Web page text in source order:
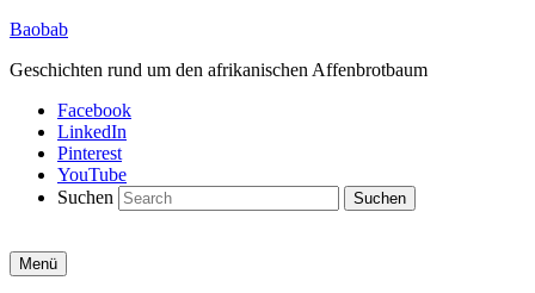
Baobab
Geschichten rund um den afrikanischen Affenbrotbaum
Facebook
LinkedIn
Pinterest
YouTube
Suchen
Menü